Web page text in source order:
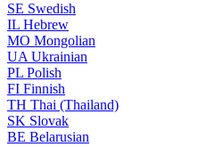
SE Swedish
IL Hebrew
MO Mongolian
UA Ukrainian
PL Polish
FI Finnish
TH Thai (Thailand)
SK Slovak
BE Belarusian